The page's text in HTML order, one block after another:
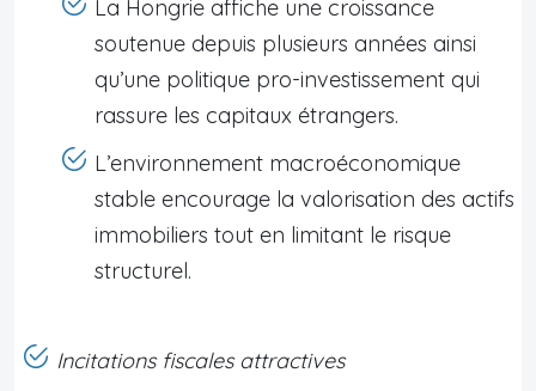
La Hongrie affiche une croissance
soutenue depuis plusieurs années ainsi
qu’une politique pro-investissement qui
rassure les capitaux étrangers.
L’environnement macroéconomique
stable encourage la valorisation des actifs
immobiliers tout en limitant le risque
structurel.
Incitations fiscales attractives